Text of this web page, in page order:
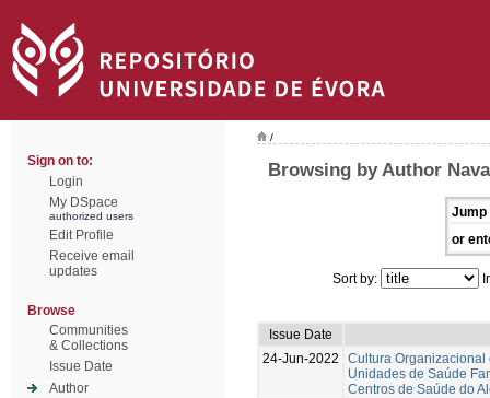
Sign on to:
Login
My DSpace
authorized users
Edit Profile
Receive email
updates
Browse
Communities
& Collections
Issue Date
Author
/
Browsing by Author
Jump
or
Sort by:
Issue Date
24-Jun-2022
Cultura
Unidades de Saúde
Centros de Saúde do